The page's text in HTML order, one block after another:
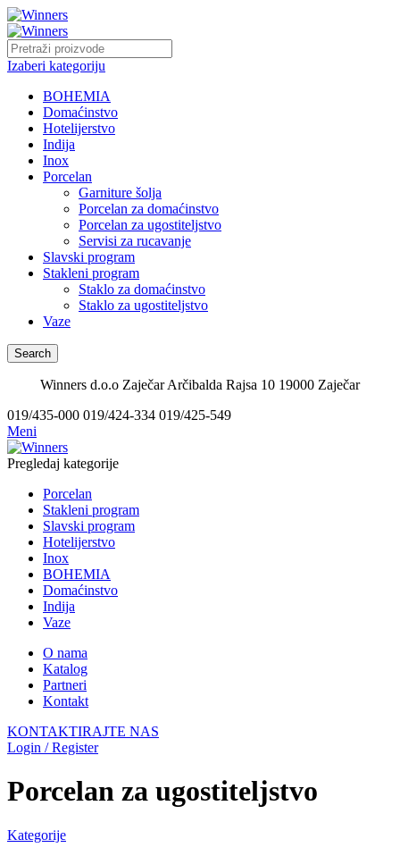
Izaberi kategoriju
BOHEMIA
Domaćinstvo
Hotelijerstvo
Indija
Inox
Porcelan
Garniture šolja
Porcelan za domaćinstvo
Porcelan za ugostiteljstvo
Servisi za rucavanje
Slavski program
Stakleni program
Staklo za domaćinstvo
Staklo za ugostiteljstvo
Vaze
Search
Winners d.o.o Zaječar Arčibalda Rajsa 10 19000 Zaječar
019/435-000 019/424-334 019/425-549
Meni
Pregledaj kategorije
Porcelan
Stakleni program
Slavski program
Hotelijerstvo
Inox
BOHEMIA
Domaćinstvo
Indija
Vaze
O nama
Katalog
Partneri
Kontakt
KONTAKTIRAJTE NAS
Login / Register
Porcelan za ugostiteljstvo
Kategorije